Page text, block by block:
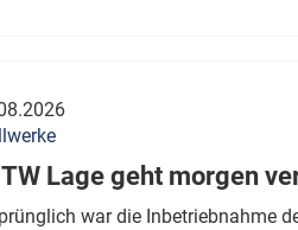
des Monats
Generalsanierung
ETCS
Lage geht morgen
war die Inbetriebnahme